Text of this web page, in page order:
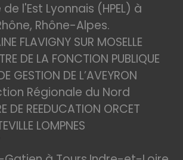
l'Est Lyonnais (HPEL) à
Rhône-Alpes.
FLAVIGNY SUR MOSELLE
DE LA FONCTION PUBLIQUE
GESTION DE L’AVEYRON
Régionale du Nord
DE REEDUCATION ORCET
LOMPNES